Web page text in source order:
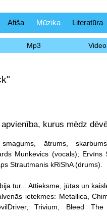
Afiša Mūzika Literatūra
Mp3 Video
kurus mēdz
ātrums,
Munkevics (vocals); Ervīns
Strautmanis kRiShA (drums).
tur... Attieksme, jūtas un
ietekmes: Metallica,
Trivium, Bleed The